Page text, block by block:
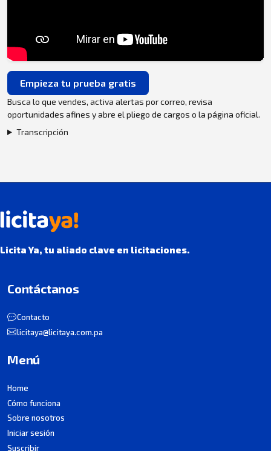
Empieza tu prueba gratis
Busca lo que vendes, activa alertas por correo, revisa
oportunidades afines y abre el pliego de cargos o la página oficial.
Transcripción
Licita Ya, tu aliado clave en licitaciones.
Contáctanos
Contacto
licitaya@licitaya.com.pa
Menú
Home
Cómo funciona
Sobre nosotros
Iniciar sesión
Suscribir